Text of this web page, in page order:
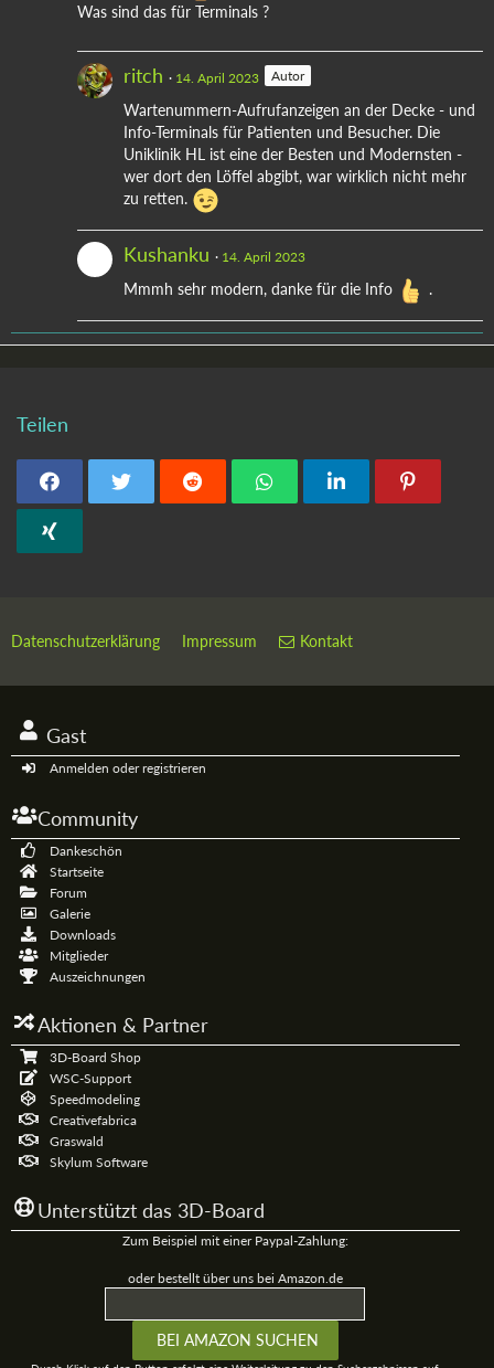
Was sind das für Terminals ?
ritch 14. April 2023 Autor
Wartenummern-Aufrufanzeigen an der Decke - und
Info-Terminals für Patienten und Besucher. Die
Uniklinik HL ist eine der Besten und Modernsten -
wer dort den Löffel abgibt, war wirklich nicht mehr
zu retten.
Kushanku 14. April 2023
Mmmh sehr modern, danke für die Info .
Teilen
Datenschutzerklärung Impressum Kontakt
Gast
Anmelden oder registrieren
Community
Dankeschön
Startseite
Forum
Galerie
Downloads
Mitglieder
Auszeichnungen
Aktionen & Partner
3D-Board Shop
WSC-Support
Speedmodeling
Creativefabrica
Graswald
Skylum Software
Unterstützt das 3D-Board
Zum Beispiel mit einer Paypal-Zahlung:
oder bestellt über uns bei Amazon.de